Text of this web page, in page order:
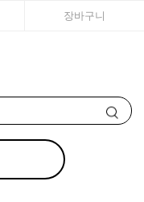
장바구니